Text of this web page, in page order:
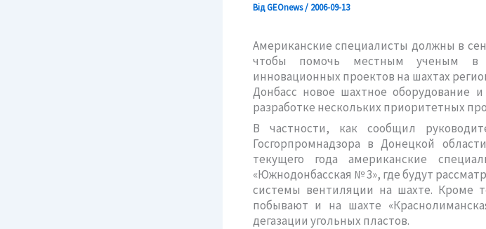
ВідGEOnews/ 2006-09-13
Американские специалисты должны в
чтобы помочь местным ученым в
инновационных проектов на шахтах
Донбасс новое шахтное оборудование
разработке нескольких приоритетных
В частности, как сообщил
Госгорпромнадзора в Донецкой
текущего года американские
«Южнодонбасская № 3», где будут
системы вентиляции на шахте. Кроме
побывают и на шахте
дегазации угольных пластов.